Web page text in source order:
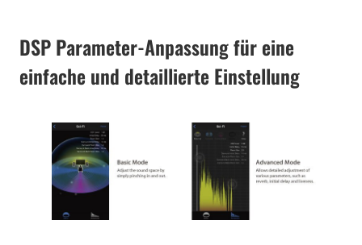
DSP Parameter-Anpassung für eine
einfache und detaillierte Einstellung